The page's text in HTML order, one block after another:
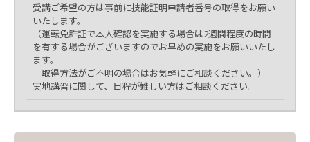
受講ご希望の方は事前に技能証明申請者番号の取得をお願い
いたします。
（運転免許証で本人確認を実施する場合は2週間程度の時間
を有する場合がございますのでお早めの実施をお願いいたし
ます。
取得方法がご不明の場合はお気軽にご相談ください。）
実地講習に関して、日程が難しい方はご相談ください。